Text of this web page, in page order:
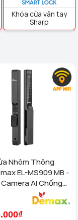
Khóa cửa vân tay
Sharp
Nhôm Thông
EL-MS909 MB -
Camera AI Chống
Cho Cửa Nhôm